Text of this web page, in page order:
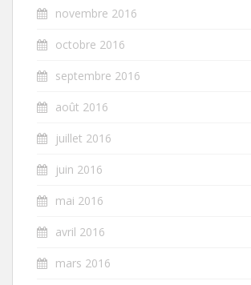
novembre 2016
octobre 2016
septembre 2016
août 2016
juillet 2016
juin 2016
mai 2016
avril 2016
mars 2016